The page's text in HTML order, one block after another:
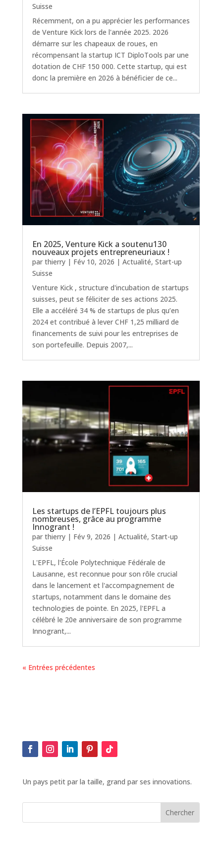
Suisse
Récemment, on a pu apprécier les performances
de Venture Kick lors de l'année 2025. 2026
démarre sur les chapeaux de roues, en
récompensant la startup ICT DiploTools par une
dotation de CHF 150 000. Cette startup, qui est
donc la première en 2026 à bénéficier de ce...
En 2025, Venture Kick a soutenu130
nouveaux projets entrepreneuriaux !
par thierry| Fév 10, 2026 | Actualité, Start-up
Suisse
Venture Kick , structure d'incubation de startups
suisses, peut se féliciter de ses actions 2025.
Elle a accéléré 34 % de startups de plus qu’en
2024 et contribué à lever CHF 1,25 milliard de
financements de suivi pour les entreprises de
son portefeuille. Depuis 2007,...
Les startups de l’EPFL toujours plus
nombreuses, grâce au programme
Innogrant !
par thierry| Fév 9, 2026 | Actualité, Start-up
Suisse
L'EPFL, l'École Polytechnique Fédérale de
Lausanne, est reconnue pour son rôle crucial
dans le lancement et l'accompagnement de
startups, notamment dans le domaine des
technologies de pointe. En 2025, l'EPFL a
célébré le 20e anniversaire de son programme
Innogrant,...
« Entrées précédentes
Un pays petit par la taille, grand par ses innovations.